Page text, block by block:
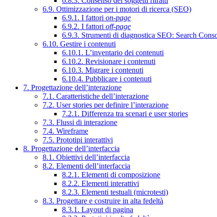
6.9. Ottimizzazione per i motori di ricerca (SEO)
6.9.1. I fattori on-page
6.9.2. I fattori off-page
6.9.3. Strumenti di diagnostica SEO: Search
6.10. Gestire i contenuti
6.10.1. L’inventario dei contenuti
6.10.2. Revisionare i contenuti
6.10.3. Migrare i contenuti
6.10.4. Pubblicare i contenuti
7. Progettazione dell’interazione
7.1. Caratteristiche dell’interazione
7.2. User stories per definire l’interazione
7.2.1. Differenza tra scenari e user stories
7.3. Flussi di interazione
7.4. Wireframe
7.5. Prototipi interattivi
8. Progettazione dell’interfaccia
8.1. Obiettivi dell’interfaccia
8.2. Elementi dell’interfaccia
8.2.1. Elementi di composizione
8.2.2. Elementi interattivi
8.2.3. Elementi testuali (microtesti)
8.3. Progettare e costruire in alta fedeltà
8.3.1. Layout di pagina